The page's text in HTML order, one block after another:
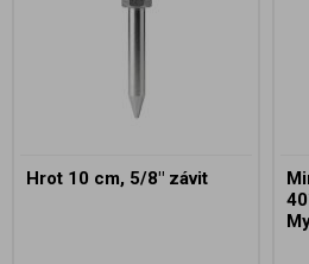
Hrot 10 cm, 5/8" závit